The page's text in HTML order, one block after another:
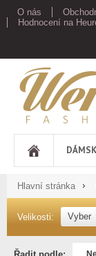
O nás
Hodnocení na
Werso
Hlavní stránka
Velikosti: Vyber